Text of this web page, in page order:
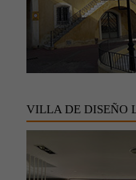
VILLA DE DISEÑO